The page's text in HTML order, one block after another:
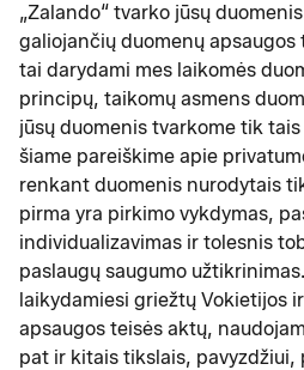
„Zalando“ tvarko jūsų
galiojančių duomenų apsaugos
tai darydami mes laikomės
principų, taikomų asmens
jūsų duomenis tvarkome tik
šiame pareiškime apie
renkant duomenis nurodytais
pirma yra pirkimo vykdymas,
individualizavimas ir tolesnis
paslaugų saugumo
laikydamiesi griežtų Vokietijos
apsaugos teisės aktų,
pat ir kitais tikslais, pavyzdžiui,